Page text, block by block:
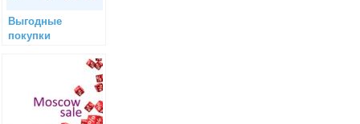
Выгодные
покупки